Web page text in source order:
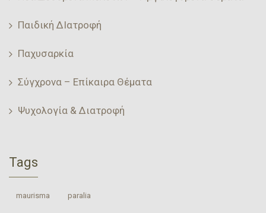
Παιδική ΔΙατροφή
Παχυσαρκία
Σύγχρονα – Επίκαιρα Θέματα
Ψυχολογία & Διατροφή
Tags
‎ maurisma‬ ‎ paralia‬